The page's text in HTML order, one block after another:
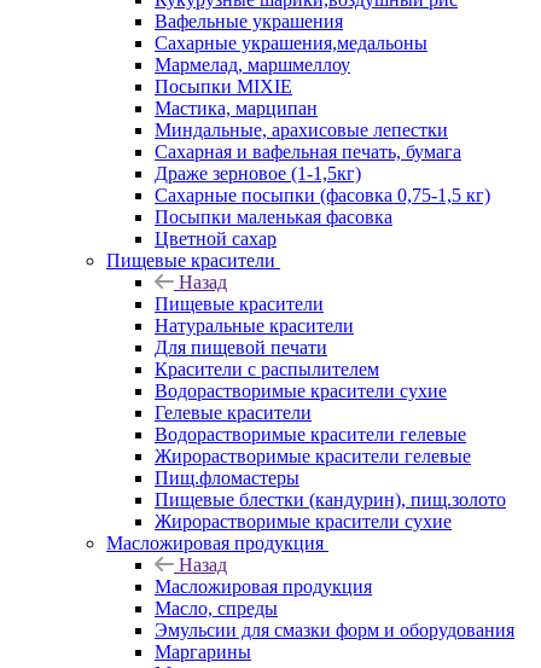
Вафельные украшения
Сахарные украшения,медальоны
Мармелад, маршмеллоу
Посыпки MIXIE
Мастика, марципан
Миндальные, арахисовые лепестки
Сахарная и вафельная печать, бумага
Драже зерновое (1-1,5кг)
Сахарные посыпки (фасовка 0,75-1,5 кг)
Посыпки маленькая фасовка
Цветной сахар
Пищевые красители
Назад
Пищевые красители
Натуральные красители
Для пищевой печати
Красители с распылителем
Водорастворимые красители сухие
Гелевые красители
Водорастворимые красители гелевые
Жирорастворимые красители гелевые
Пищ.фломастеры
Пищевые блестки (кандурин), пищ.золото
Жирорастворимые красители сухие
Масложировая продукция
Назад
Масложировая продукция
Масло, спреды
Эмульсии для смазки форм и оборудования
Маргарины